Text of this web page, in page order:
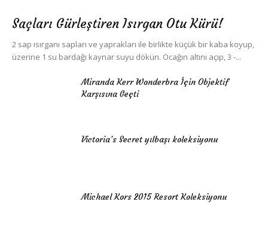
Saçları Gürleştiren Isırgan Otu Kürü!
2 sap ısırganı sapları ve yaprakları ile birlikte küçük bir kaba koyup,
üzerine 1 su bardağı kaynar suyu dökün. Ocağın altını açıp, 3 -...
Miranda Kerr Wonderbra İçin Objektif
Karşısına Geçti
Victoria’s Secret yılbaşı koleksiyonu
Michael Kors 2015 Resort Koleksiyonu